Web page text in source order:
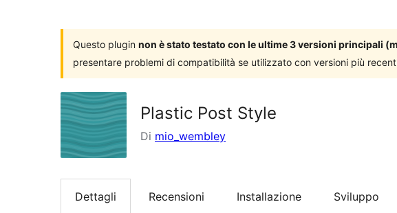
Questo plugin non è stato testato con le ultime 3 versioni principali
presentare problemi di compatibilità se utilizzato con versioni più
Plastic Post Style
Di mio_wembley
Dettagli Recensioni Installazione Sviluppo